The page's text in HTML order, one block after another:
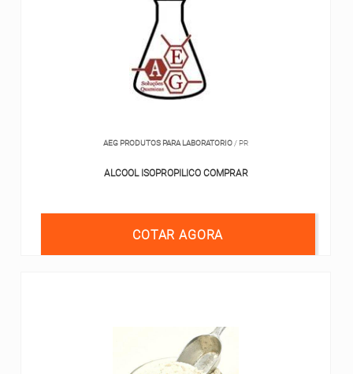
AEG PRODUTOS PARA LABORATORIO / PR
ALCOOL ISOPROPILICO COMPRAR
COTAR AGORA